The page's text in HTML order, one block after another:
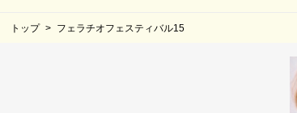
トップ フェラチオフェスティバル15